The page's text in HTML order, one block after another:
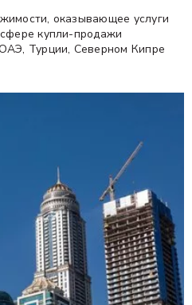
оказывающее услуги
купли-продажи
Турции, Северном Кипре